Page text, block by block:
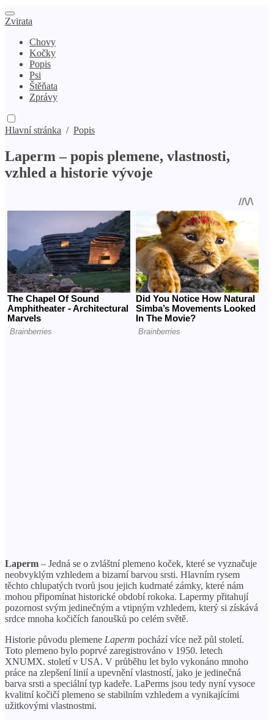
Zvirata
Chovy
Kočky
Popis
Psi
Štěňata
Zprávy
Hlavní stránka / Popis
Laperm – popis plemene, vlastnosti,
vzhled a historie vývoje
Laperm – Jedná se o zvláštní plemeno koček, které se vyznačuje
neobvyklým vzhledem a bizarní barvou srsti. Hlavním rysem
těchto chlupatých tvorů jsou jejich kudrnaté zámky, které nám
mohou připomínat historické období rokoka. Lapermy přitahují
pozornost svým jedinečným a vtipným vzhledem, který si získává
srdce mnoha kočičích fanoušků po celém světě.
Historie původu plemene Laperm pochází více než půl století.
Toto plemeno bylo poprvé zaregistrováno v 1950. letech
XNUMX. století v USA. V průběhu let bylo vykonáno mnoho
práce na zlepšení linií a upevnění vlastností, jako je jedinečná
barva srsti a speciální typ kadeře. LaPerms jsou tedy nyní vysoce
kvalitní kočičí plemeno se stabilním vzhledem a vynikajícími
užitkovými vlastnostmi.